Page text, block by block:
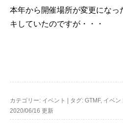
本年から開催場所が変更になっ
キしていたのですが・・・
カテゴリー: イベント タグ: GTMF, イベン
2020/06/16 更新